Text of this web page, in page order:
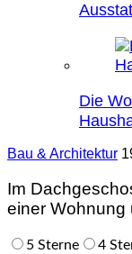
Die
Bau & Architektur
Im
einer Wohnung
5 Sterne 4